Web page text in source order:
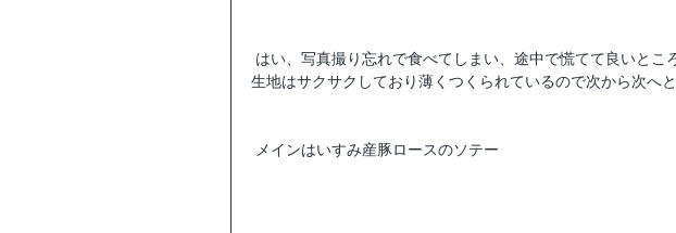
はい、写真撮り忘れで食べてしまい、途中で慌てて良いとこ
生地はサクサクしており薄くつくられているので次から次へと
メインはいすみ産豚ロースのソテー